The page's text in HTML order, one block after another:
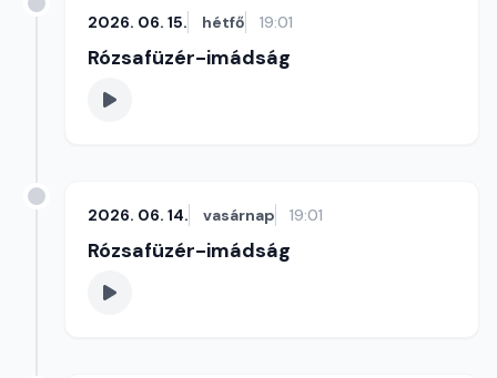
2026. 06. 15. hétfő 19:01
Rózsafüzér-imádság
2026. 06. 14. vasárnap 19:01
Rózsafüzér-imádság